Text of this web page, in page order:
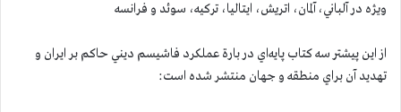
ويژه در آلباني، آلمان، اتريش، ايتاليا، تركيه، سوئد و فرانسه
از اين پيشتر سه كتاب پايه‌اي در بارة عملكرد فاشيسم ديني حاكم بر ايران و
تهديد آن براي منطقه و جهان منتشر شده است: